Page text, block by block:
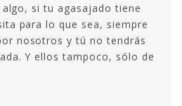
si tu agasajado tiene
para lo que sea, siempre
nosotros y tú no tendrás
Y ellos tampoco, sólo de